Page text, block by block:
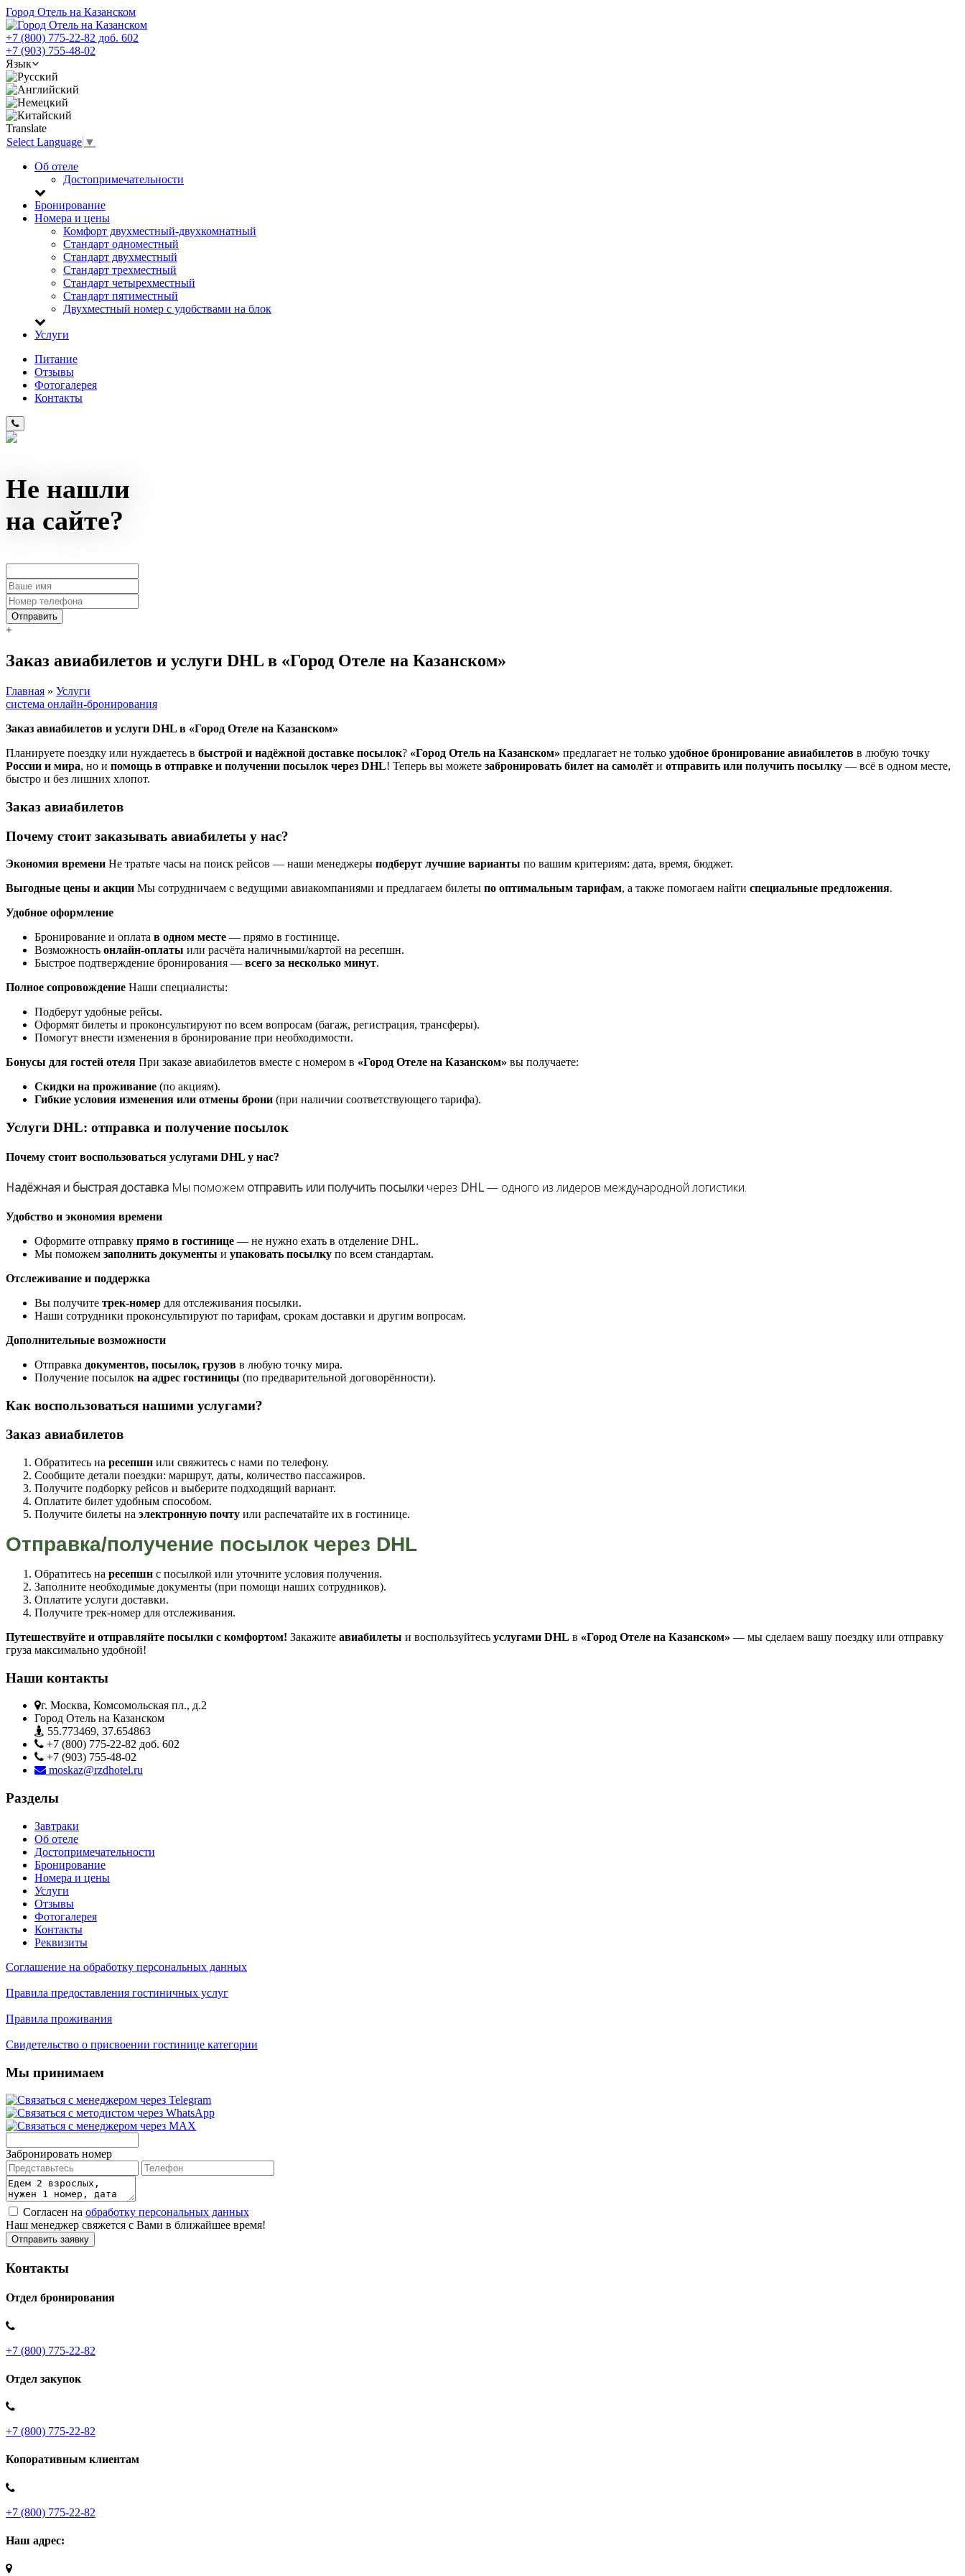
Город Отель на Казанском
+7 (800) 775-22-82 доб. 602
+7 (903) 755-48-02
Язык
Translate
Select Language ▼
Об отеле
Достопримечательности
Бронирование
Номера и цены
Комфорт двухместный-двухкомнатный
Стандарт одноместный
Стандарт двухместный
Стандарт трехместный
Стандарт четырехместный
Стандарт пятиместный
Двухместный номер с удобствами на блок
Услуги
Питание
Отзывы
Фотогалерея
Контакты
Не нашли
на сайте?
+
Заказ авиабилетов и услуги DHL в «Город Отеле на Казанском»
Главная » Услуги
система онлайн-бронирования
Заказ авиабилетов и услуги DHL в «Город Отеле на Казанском»
Планируете поездку или нуждаетесь в быстрой и надёжной доставке посылок? «Город Отель на Казанском» предлагает не только удобное бронирование авиабилетов в любую точку
России и мира, но и помощь в отправке и получении посылок через DHL! Теперь вы можете забронировать билет на самолёт и отправить или получить посылку — всё в одном месте,
быстро и без лишних хлопот.
Заказ авиабилетов
Почему стоит заказывать авиабилеты у нас?
Экономия времени Не тратьте часы на поиск рейсов — наши менеджеры подберут лучшие варианты по вашим критериям: дата, время, бюджет.
Выгодные цены и акции Мы сотрудничаем с ведущими авиакомпаниями и предлагаем билеты по оптимальным тарифам, а также помогаем найти специальные предложения.
Удобное оформление
Бронирование и оплата в одном месте — прямо в гостинице.
Возможность онлайн-оплаты или расчёта наличными/картой на ресепшн.
Быстрое подтверждение бронирования — всего за несколько минут.
Полное сопровождение Наши специалисты:
Подберут удобные рейсы.
Оформят билеты и проконсультируют по всем вопросам (багаж, регистрация, трансферы).
Помогут внести изменения в бронирование при необходимости.
Бонусы для гостей отеля При заказе авиабилетов вместе с номером в «Город Отеле на Казанском» вы получаете:
Скидки на проживание (по акциям).
Гибкие условия изменения или отмены брони (при наличии соответствующего тарифа).
Услуги DHL: отправка и получение посылок
Почему стоит воспользоваться услугами DHL у нас?
Надёжная и быстрая доставка Мы поможем отправить или получить посылки через DHL— одного из лидеров международной логистики.
Удобство и экономия времени
Оформите отправку прямо в гостинице — не нужно ехать в отделение DHL.
Мы поможем заполнить документы и упаковать посылку по всем стандартам.
Отслеживание и поддержка
Вы получите трек-номер для отслеживания посылки.
Наши сотрудники проконсультируют по тарифам, срокам доставки и другим вопросам.
Дополнительные возможности
Отправка документов, посылок, грузов в любую точку мира.
Получение посылок на адрес гостиницы (по предварительной договорённости).
Как воспользоваться нашими услугами?
Заказ авиабилетов
Обратитесь на ресепшн или свяжитесь с нами по телефону.
Сообщите детали поездки: маршрут, даты, количество пассажиров.
Получите подборку рейсов и выберите подходящий вариант.
Оплатите билет удобным способом.
Получите билеты на электронную почту или распечатайте их в гостинице.
Отправка/получение посылок через DHL
Обратитесь на ресепшн с посылкой или уточните условия получения.
Заполните необходимые документы (при помощи наших сотрудников).
Оплатите услуги доставки.
Получите трек-номер для отслеживания.
Путешествуйте и отправляйте посылки с комфортом! Закажите авиабилеты и воспользуйтесь услугами DHL в «Город Отеле на Казанском» — мы сделаем вашу поездку или отправку
груза максимально удобной!
Наши контакты
г. Москва, Комсомольская пл., д.2
Город Отель на Казанском
55.773469, 37.654863
+7 (800) 775-22-82 доб. 602
+7 (903) 755-48-02
moskaz@rzdhotel.ru
Разделы
Завтраки
Об отеле
Достопримечательности
Бронирование
Номера и цены
Услуги
Отзывы
Фотогалерея
Контакты
Реквизиты
Соглашение на обработку персональных данных
Правила предоставления гостиничных услуг
Правила проживания
Свидетельство о присвоении гостинице категории
Мы принимаем
Забронировать номер
Согласен на обработку персональных данных
Наш менеджер свяжется с Вами в ближайшее время!
Контакты
Отдел бронирования
+7 (800) 775-22-82
Отдел закупок
+7 (800) 775-22-82
Копоративным клиентам
+7 (800) 775-22-82
Наш адрес: